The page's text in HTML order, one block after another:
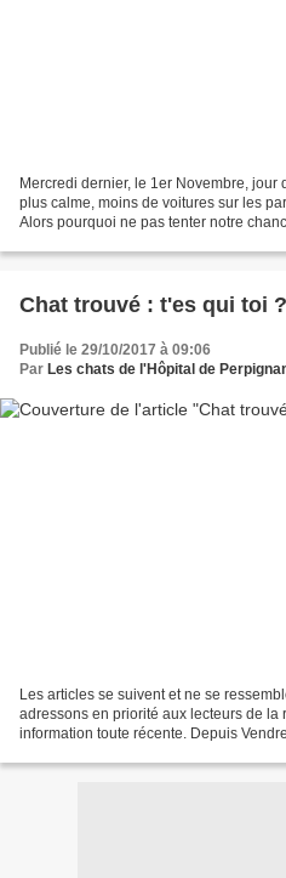
Mercredi dernier, le 1er Novembre, jour
plus calme, moins de voitures sur les
Alors pourquoi ne pas tenter notre
Chat trouvé : t'es qui toi ?
Publié le 29/10/2017 à 09:06
Par Les chats de l'Hôpital de
Les articles se suivent et ne se
adressons en priorité aux lecteurs de la
information toute récente. Depuis